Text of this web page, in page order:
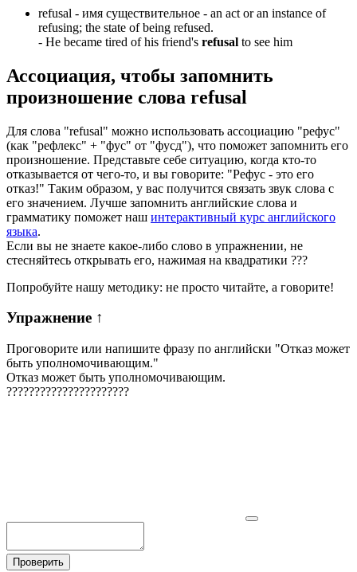
refusal - имя существительное - an act or an instance of
refusing; the state of being refused.
- He became tired of his friend's refusal to see him
Ассоциация, чтобы запомнить
произношение слова refusal
Для слова "refusal" можно использовать ассоциацию "рефус"
(как "рефлекс" + "фус" от "фусд"), что поможет запомнить его
произношение. Представьте себе ситуацию, когда кто-то
отказывается от чего-то, и вы говорите: "Рефус - это его
отказ!" Таким образом, у вас получится связать звук слова с
его значением. Лучше запомнить английские слова и
грамматику поможет наш интерактивный курс английского
языка.
Если вы не знаете какое-либо слово в упражнении, не
стесняйтесь открывать его, нажимая на квадратики ???
Попробуйте нашу методику: не просто читайте, а говорите!
Упражнение ↑
Проговорите или напишите фразу по английски "Отказ может
быть уполномочивающим."
Отказ может быть уполномочивающим.
??????????????????????
Проверить